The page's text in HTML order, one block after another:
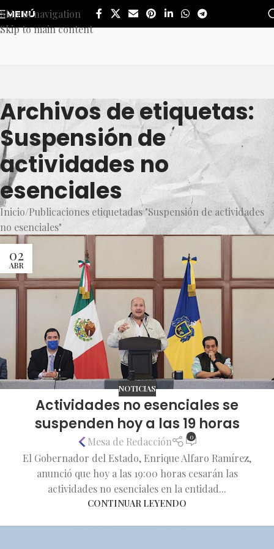
Skip to navigation
Skip to main content
MENÚ
Archivos de etiquetas:
Suspensión de
actividades no
esenciales
Inicio Publicaciones etiquetadas "Suspensión de actividades
no esenciales"
02
ABR
NOTICIAS
Actividades no esenciales se
suspenden hoy a las 19 horas
Mesa de Redacción 0
El Gobernador del Estado, Enrique Alfaro Ramírez,
anunció que hoy a las 19:00 horas cesarán las
actividades no esenciales en la entidad...
CONTINUAR LEYENDO